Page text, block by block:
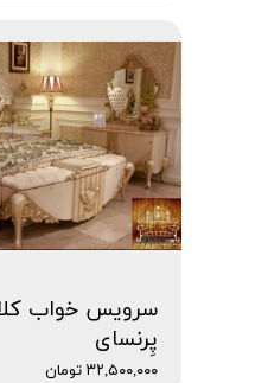
سرویس خواب
پِرنسای
۳۲,۵۰۰,۰۰۰ تومان